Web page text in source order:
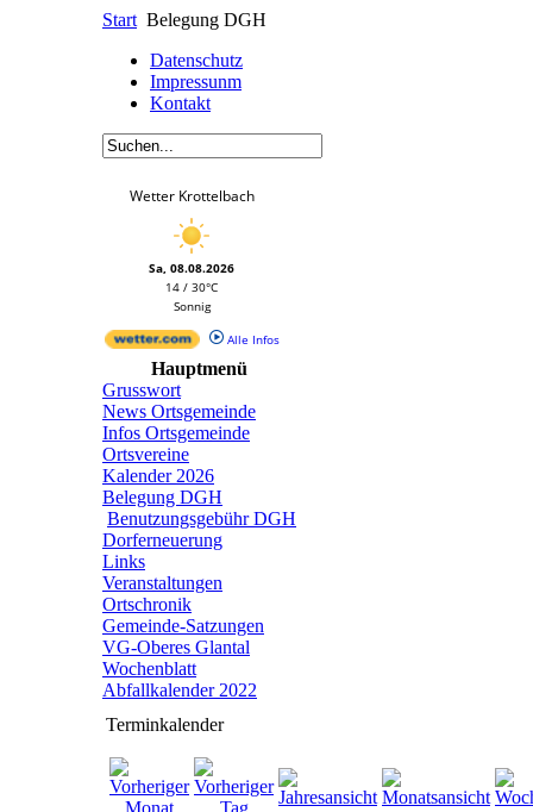
Start Belegung DGH
Datenschutz
Impressunm
Kontakt
Wetter Krottelbach
Sa, 08.08.2026
14 / 30°C
Sonnig
Alle Infos
Hauptmenü
Grusswort
News Ortsgemeinde
Infos Ortsgemeinde
Ortsvereine
Kalender 2026
Belegung DGH
Benutzungsgebühr DGH
Dorferneuerung
Links
Veranstaltungen
Ortschronik
Gemeinde-Satzungen
VG-Oberes Glantal
Wochenblatt
Abfallkalender 2022
Terminkalender